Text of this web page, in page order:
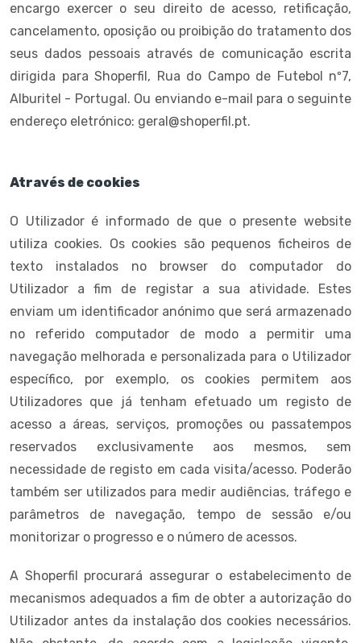
encargo exercer o seu direito de acesso, retificação,
cancelamento, oposição ou proibição do tratamento dos
seus dados pessoais através de comunicação escrita
dirigida para Shoperfil, Rua do Campo de Futebol nº7,
Alburitel - Portugal. Ou enviando e-mail para o seguinte
endereço eletrónico: geral@shoperfil.pt.
Através de cookies
O Utilizador é informado de que o presente website
utiliza cookies. Os cookies são pequenos ficheiros de
texto instalados no browser do computador do
Utilizador a fim de registar a sua atividade. Estes
enviam um identificador anónimo que será armazenado
no referido computador de modo a permitir uma
navegação melhorada e personalizada para o Utilizador
específico, por exemplo, os cookies permitem aos
Utilizadores que já tenham efetuado um registo de
acesso a áreas, serviços, promoções ou passatempos
reservados exclusivamente aos mesmos, sem
necessidade de registo em cada visita/acesso. Poderão
também ser utilizados para medir audiências, tráfego e
parâmetros de navegação, tempo de sessão e/ou
monitorizar o progresso e o número de acessos.
A Shoperfil procurará assegurar o estabelecimento de
mecanismos adequados a fim de obter a autorização do
Utilizador antes da instalação dos cookies necessários.